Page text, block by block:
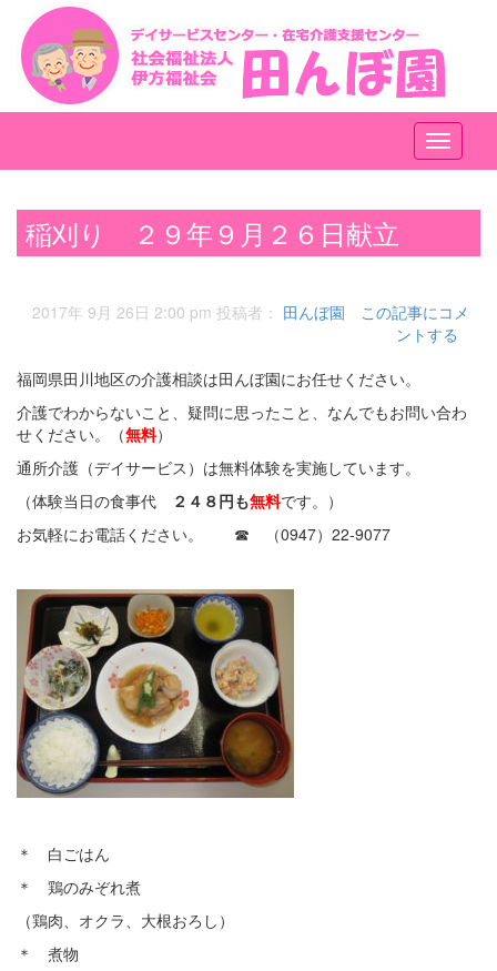
メ
ニ
ー
稲刈り ２９年９月２６日献立
2017年 9月 26日 2:00 pm 投稿者： 田んぼ園
この記事にコメ
ントする
福岡県田川地区の介護相談は田んぼ園にお任せください。
介護でわからないこと、疑問に思ったこと、なんでもお問い合わ
せください。（無料）
通所介護（デイサービス）は無料体験を実施しています。
（体験当日の食事代
２４８円も無料です。）
お気軽にお電話ください。 ☎ （0947）22-9077
＊ 白ごはん
＊ 鶏のみぞれ煮
（鶏肉、オクラ、大根おろし）
＊ 煮物